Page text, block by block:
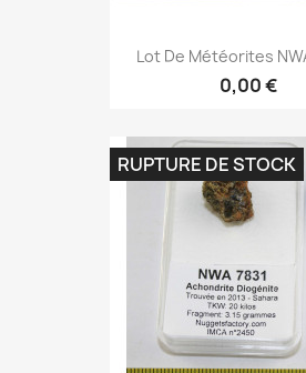
Lot De Météorites
0,00 €
RUPTURE DE STOCK